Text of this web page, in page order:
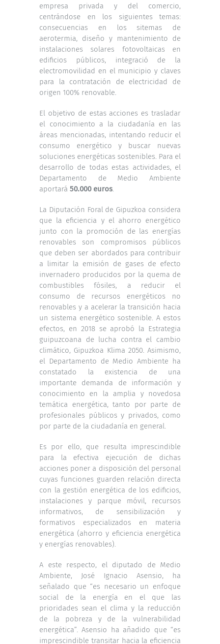
empresa privada y del comercio,
centrándose en los siguientes temas:
consecuencias en los sitemas de
aerotermia, diseño y mantenimiento de
instalaciones solares fotovoltaicas en
edificios públicos, integració de la
electromovilidad en el municipio y claves
para la contratación de electricidad de
origen 100% renovable.
El objetivo de estas acciones es trasladar
el conocimiento a la ciudadanía en las
áreas mencionadas, intentando reducir el
consumo energético y buscar nuevas
soluciones energéticas sostenibles. Para el
desarrollo de todas estas actividades, el
Departamento de Medio Ambiente
aportará 50.000 euros.
La Diputación Foral de Gipuzkoa considera
que la eficiencia y el ahorro energético
junto con la promoción de las energías
renovables son compromisos públicos
que deben ser abordados para contribuir
a limitar la emisión de gases de efecto
invernadero producidos por la quema de
combustibles fósiles, a reducir el
consumo de recursos energéticos no
renovables y a acelerar la transición hacia
un sistema energético sostenible. A estos
efectos, en 2018 se aprobó la Estrategia
guipuzcoana de lucha contra el cambio
climático, Gipuzkoa Klima 2050. Asimismo,
el Departamento de Medio Ambiente ha
constatado la existencia de una
importante demanda de información y
conocimiento en la amplia y novedosa
temática energética, tanto por parte de
profesionales públicos y privados, como
por parte de la ciudadanía en general.
Es por ello, que resulta imprescindible
para la efectiva ejecución de dichas
acciones poner a disposición del personal
cuyas funciones guarden relación directa
con la gestión energética de los edificios,
instalaciones y parque móvil, recursos
informativos, de sensibilización y
formativos especializados en materia
energética (ahorro y eficiencia energética
y energías renovables).
A este respecto, el diputado de Medio
Ambiente, José Ignacio Asensio, ha
señalado que “es necesario un enfoque
social de la energía en el que las
prioridades sean el clima y la reducción
de la pobreza y de la vulnerabilidad
energética”. Asensio ha añadido que “es
imprescindible transitar hacia la eficiencia